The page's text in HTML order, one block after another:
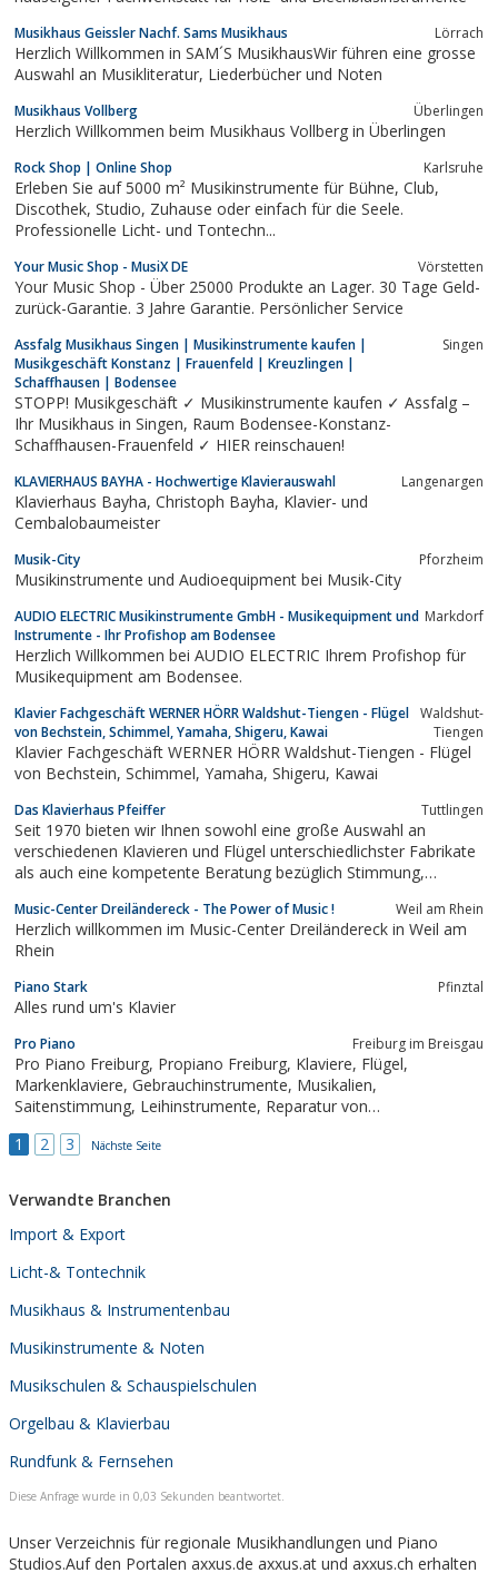
Musikhaus Geissler Nachf. Sams Musikhaus Lörrach
Herzlich Willkommen in SAM´S MusikhausWir führen eine grosse
Auswahl an Musikliteratur, Liederbücher und Noten
Musikhaus Vollberg Überlingen
Herzlich Willkommen beim Musikhaus Vollberg in Überlingen
Rock Shop | Online Shop Karlsruhe
Erleben Sie auf 5000 m² Musikinstrumente für Bühne, Club,
Discothek, Studio, Zuhause oder einfach für die Seele.
Professionelle Licht- und Tontechn...
Your Music Shop - MusiX DE Vörstetten
Your Music Shop - Über 25000 Produkte an Lager. 30 Tage Geld-
zurück-Garantie. 3 Jahre Garantie. Persönlicher Service
Assfalg Musikhaus Singen | Musikinstrumente kaufen |
Musikgeschäft Konstanz | Frauenfeld | Kreuzlingen |
Schaffhausen | Bodensee
Singen
STOPP! Musikgeschäft ✓ Musikinstrumente kaufen ✓ Assfalg –
Ihr Musikhaus in Singen, Raum Bodensee-Konstanz-
Schaffhausen-Frauenfeld ✓ HIER reinschauen!
KLAVIERHAUS BAYHA - Hochwertige Klavierauswahl Langenargen
Klavierhaus Bayha, Christoph Bayha, Klavier- und
Cembalobaumeister
Musik-City Pforzheim
Musikinstrumente und Audioequipment bei Musik-City
AUDIO ELECTRIC Musikinstrumente GmbH - Musikequipment und
Instrumente - Ihr Profishop am Bodensee
Markdorf
Herzlich Willkommen bei AUDIO ELECTRIC Ihrem Profishop für
Musikequipment am Bodensee.
Klavier Fachgeschäft WERNER HÖRR Waldshut-Tiengen - Flügel
von Bechstein, Schimmel, Yamaha, Shigeru, Kawai
Waldshut-
Tiengen
Klavier Fachgeschäft WERNER HÖRR Waldshut-Tiengen - Flügel
von Bechstein, Schimmel, Yamaha, Shigeru, Kawai
Das Klavierhaus Pfeiffer Tuttlingen
Seit 1970 bieten wir Ihnen sowohl eine große Auswahl an
verschiedenen Klavieren und Flügel unterschiedlichster Fabrikate
als auch eine kompetente Beratung bezüglich Stimmung,
probieren Sie unsere Instrumente aus! Öffnungszeiten: Sa. 10:00 -
13:00 Uhr oder nach...
Music-Center Dreiländereck - The Power of Music ! Weil am Rhein
Herzlich willkommen im Music-Center Dreiländereck in Weil am
Rhein
Piano Stark Pfinztal
Alles rund um's Klavier
Pro Piano Freiburg im Breisgau
Pro Piano Freiburg, Propiano Freiburg, Klaviere, Flügel,
Markenklaviere, Gebrauchinstrumente, Musikalien,
Saitenstimmung, Leihinstrumente, Reparatur von
1 2 3 Nächste Seite
Verwandte Branchen
Import & Export
Licht-& Tontechnik
Musikhaus & Instrumentenbau
Musikinstrumente & Noten
Musikschulen & Schauspielschulen
Orgelbau & Klavierbau
Rundfunk & Fernsehen
Diese Anfrage wurde in 0,03 Sekunden beantwortet.
Unser Verzeichnis für regionale Musikhandlungen und Piano
Studios.Auf den Portalen axxus.de axxus.at und axxus.ch erhalten